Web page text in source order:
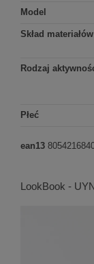
Model
Skład materiałów
Rodzaj
Płeć
ean13
LookBook - UYN